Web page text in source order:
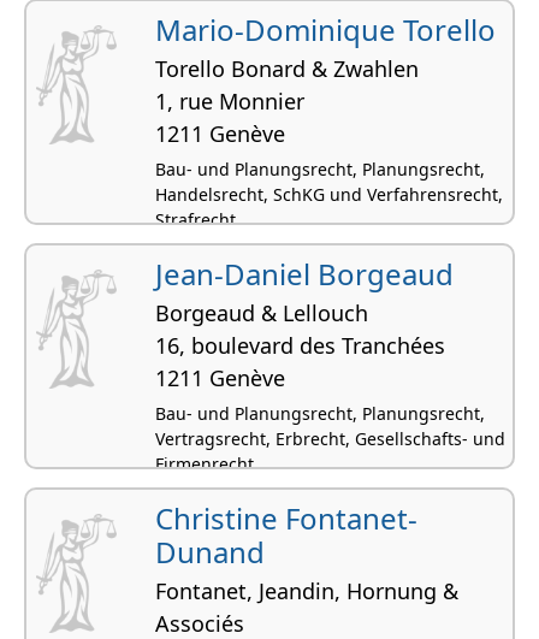
Mario-Dominique Torello
Torello Bonard & Zwahlen
1, rue Monnier
1211 Genève
Bau- und Planungsrecht, Planungsrecht,
Handelsrecht, SchKG und Verfahrensrecht,
Strafrecht
Jean-Daniel Borgeaud
Borgeaud & Lellouch
16, boulevard des Tranchées
1211 Genève
Bau- und Planungsrecht, Planungsrecht,
Vertragsrecht, Erbrecht, Gesellschafts- und
Firmenrecht
Christine Fontanet-
Dunand
Fontanet, Jeandin, Hornung &
Associés